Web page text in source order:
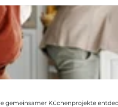
gemeinsamer Küchenprojekte